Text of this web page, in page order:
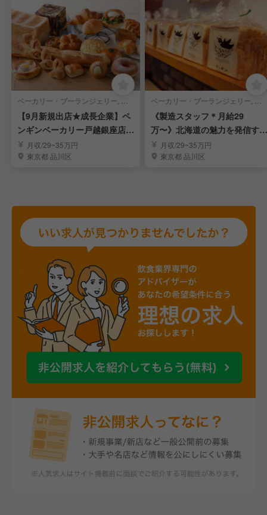
ベーカリー・ブーランジェリー, テイクアウト・惣菜・弁当屋 | 販売スタッフ
【9月新規出店★成長企業】ペ
ンギンベーカリー戸越銀座店の
販売スタッフを募集
月収/29~35万円
東京都 品川区
ベーカリー・ブーランジェリー, テイクアウト・惣菜・弁当屋 | ブーランジェ・ベーカー
《製造スタッフ＊月給29
万〜》北海道の魅力を発信する
新規出店のパン屋さん
月収/29~35万円
東京都 品川区